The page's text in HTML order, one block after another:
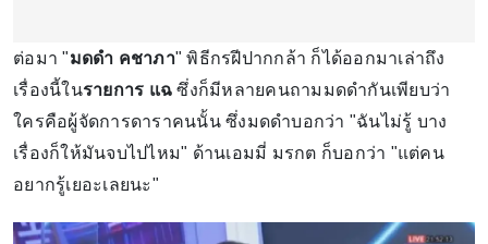
ต่อมา "มดดำ คชาภา" พิธีกรฝีปากกล้า ก็ได้ออกมาเล่าถึง
เรื่องนี้ในรายการ แฉ ซึ่งก็มีหลายคนถามมดดำกันเพียบว่า
ใครคือผู้จัดการดาราคนนั้น ซึ่งมดดำบอกว่า "ฉันไม่รู้ บาง
เรื่องก็ให้มันจบไปไหม" ด้านเอมมี่ มรกต ก็บอกว่า "แต่คน
อยากรู้เยอะเลยนะ"